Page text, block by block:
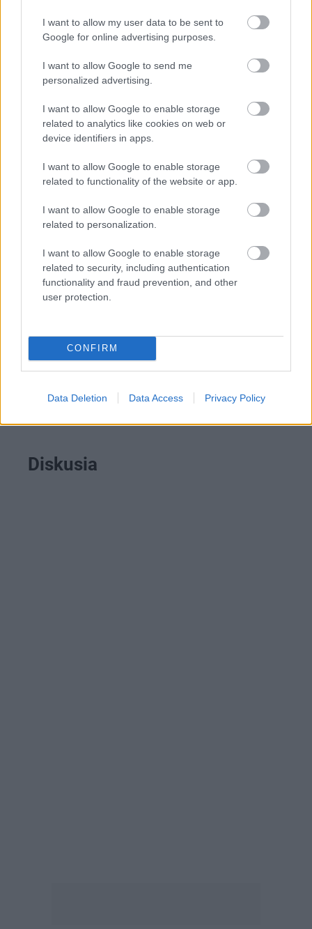
I want to allow my user data to be sent to
Google for online advertising purposes.
I want to allow Google to send me
personalized advertising.
I want to allow Google to enable storage
related to analytics like cookies on web or
device identifiers in apps.
I want to allow Google to enable storage
related to functionality of the website or app.
I want to allow Google to enable storage
related to personalization.
I want to allow Google to enable storage
related to security, including authentication
functionality and fraud prevention, and other
user protection.
CONFIRM
Data Deletion Data Access Privacy Policy
Ako správne kúriť v krbových kachliach
Diskusia